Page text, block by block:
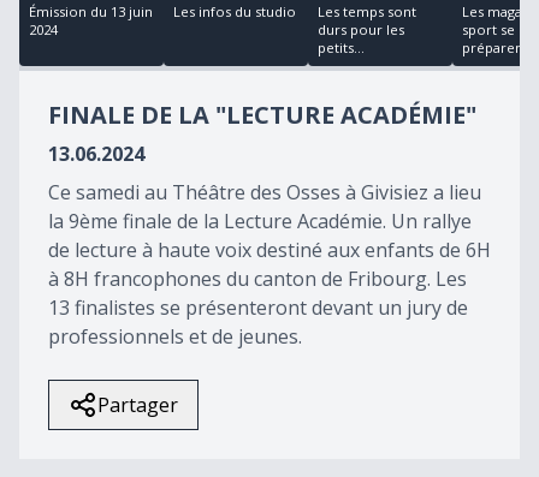
26
minutes,
seconds
Émission du 13 juin
2024
Les infos du studio
Les temps sont
durs pour les
petits...
Les
sport se
préparent...
FINALE DE LA "LECTURE ACADÉMIE"
13.06.2024
Ce samedi au Théâtre des Osses à Givisiez a lieu
la 9ème finale de la Lecture Académie. Un rallye
de lecture à haute voix destiné aux enfants de 6H
à 8H francophones du canton de Fribourg. Les
13 finalistes se présenteront devant un jury de
professionnels et de jeunes.
Partager